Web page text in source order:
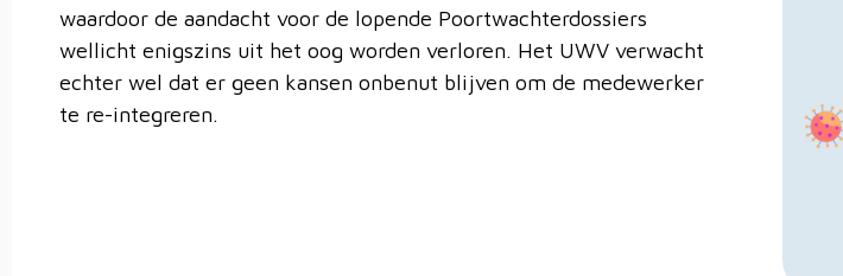
waardoor de aandacht voor de lopende Poortwachterdossiers
wellicht enigszins uit het oog worden verloren. Het UWV verwacht
echter wel dat er geen kansen onbenut blijven om de medewerker
te re-integreren.